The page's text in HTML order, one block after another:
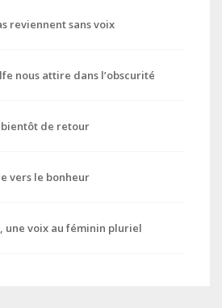
reviennent sans voix
nous attire dans l’obscurité
bientôt de retour
vers le bonheur
une voix au féminin pluriel